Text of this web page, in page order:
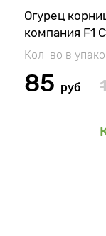
Огурец
компания F1
Кол-во в
85 руб